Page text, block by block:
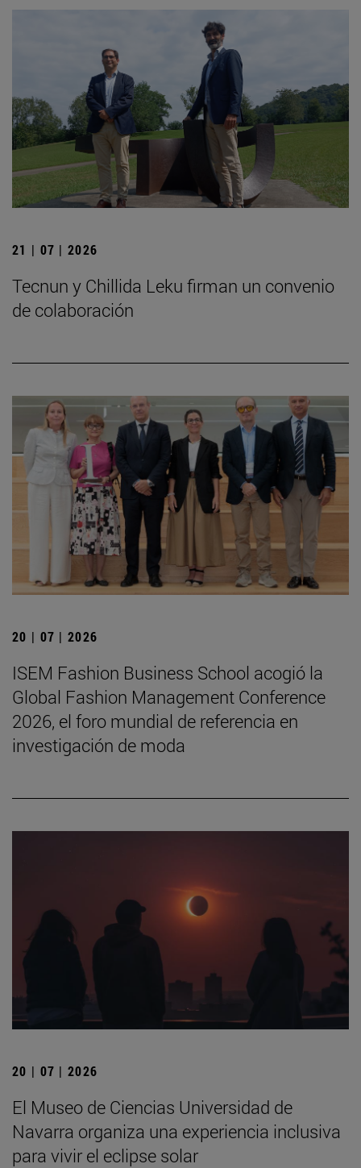
21 | 07 | 2026
Tecnun y Chillida Leku firman un convenio
de colaboración
20 | 07 | 2026
ISEM Fashion Business School acogió la
Global Fashion Management Conference
2026, el foro mundial de referencia en
investigación de moda
20 | 07 | 2026
El Museo de Ciencias Universidad de
Navarra organiza una experiencia inclusiva
para vivir el eclipse solar